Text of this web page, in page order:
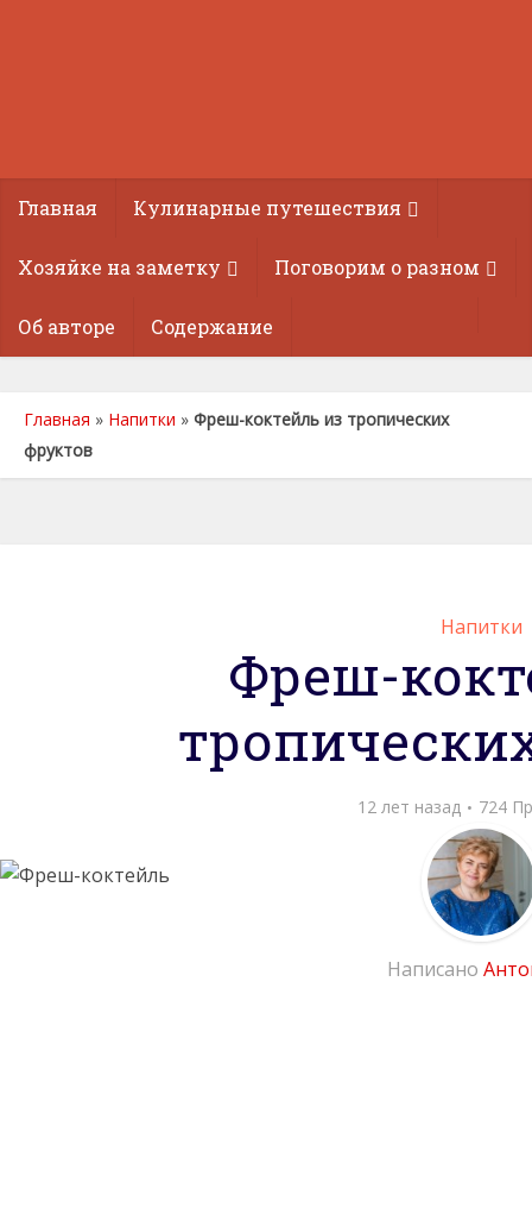
Главная Кулинарные путешествия
Хозяйке на заметку Поговорим о разном
Об авторе Содержание
Главная » Напитки » Фреш-коктейль из тропических
фруктов
Напитки
Фреш-
12 лет назад 724
Написано